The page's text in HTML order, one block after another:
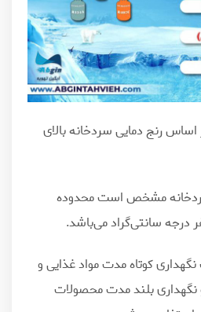
اساس رنج دمایی سردخانه بالای
مشخص است محدوده
درجه سانتیگراد میباشد.
کوتاه مدت مواد غذایی و
نگهداری بلند مدت محصولات